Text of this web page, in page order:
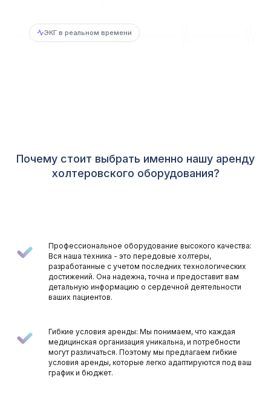
ЭКГ в реальном времени
Почему стоит выбрать именно нашу аренду
холтеровского оборудования?
Профессиональное оборудование высокого качества:
Вся наша техника - это передовые холтеры,
разработанные с учетом последних технологических
достижений. Она надежна, точна и предоставит вам
детальную информацию о сердечной деятельности
ваших пациентов.
Гибкие условия аренды: Мы понимаем, что каждая
медицинская организация уникальна, и потребности
могут различаться. Поэтому мы предлагаем гибкие
условия аренды, которые легко адаптируются под ваш
график и бюджет.